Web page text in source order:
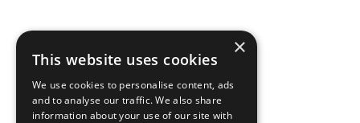
×
This website uses cookies
We use cookies to personalise content, ads
and to analyse our traffic. We also share
information about your use of our site with